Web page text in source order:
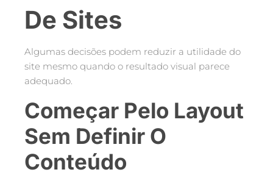
De Sites
Algumas decisões podem reduzir a utilidade do
site mesmo quando o resultado visual parece
adequado.
Começar Pelo Layout
Sem Definir O
Conteúdo